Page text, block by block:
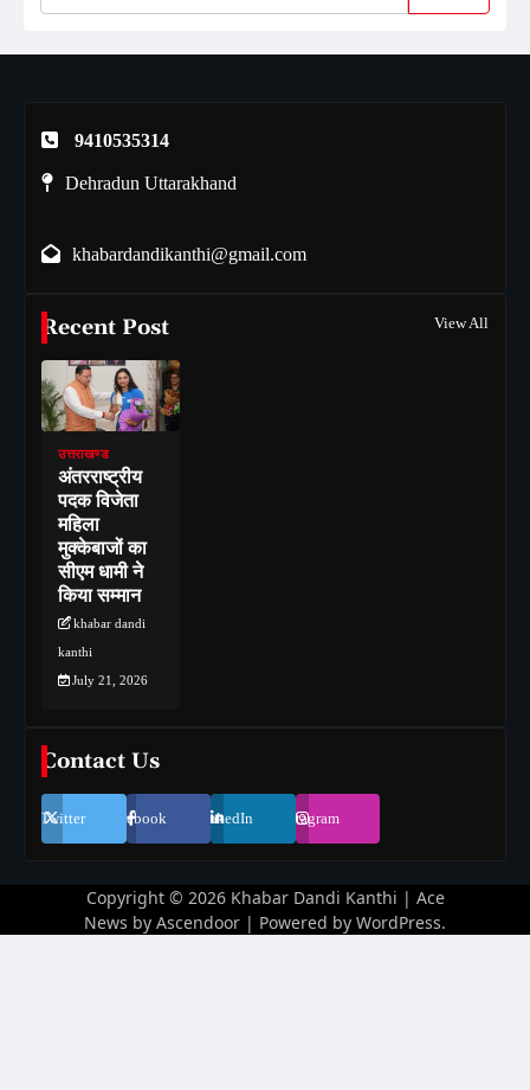
9410535314
Dehradun Uttarakhand
khabardandikanthi@gmail.com
Recent Post View All
उत्तराखण्ड
अंतरराष्ट्रीय
पदक विजेता
महिला
मुक्केबाजों का
सीएम धामी ने
किया सम्मान
khabar dandi
kanthi
July 21, 2026
Contact Us
Twitter Facebook LinkedIn Instagram
Copyright © 2026 Khabar Dandi Kanthi | Ace
News by Ascendoor | Powered by WordPress.